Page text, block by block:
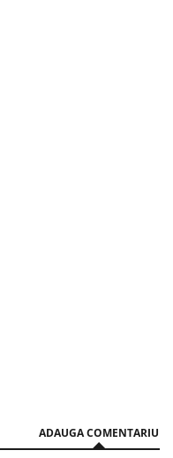
ADAUGA COMENTARIU